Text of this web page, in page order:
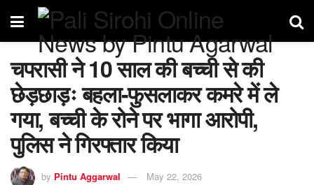
चपरासी ने 10 साल की बच्ची से की
छेड़छाड़ः बहला-फुसलाकर कमरे में ले
गया, बच्ची के रोने पर भागा आरोपी,
पुलिस ने गिरफ्तार किया
by Pintu Aggarwal May 22, 2026